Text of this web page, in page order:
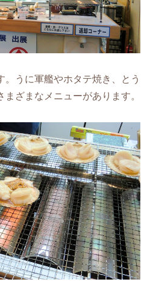
。うに軍艦やホタテ焼き、とう
ざまなメニューがあります。